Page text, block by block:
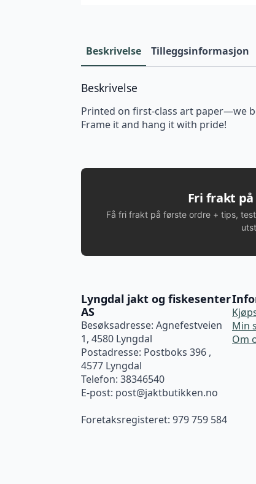
Beskrivelse Tilleggsinformasjon
Beskrivelse
Printed on first-class art paper—we
Frame it and hang it with pride!
Fri frakt
Få fri frakt på første ordre + tips,
Lyngdal jakt og fiskesenter
AS
Besøksadresse: Agnefestveien
1, 4580 Lyngdal
Postadresse: Postboks 396 ,
4577 Lyngdal
Telefon: 38346540
E-post: post@jaktbutikken.no
Foretaksregisteret: 979 759 584
Min
Om